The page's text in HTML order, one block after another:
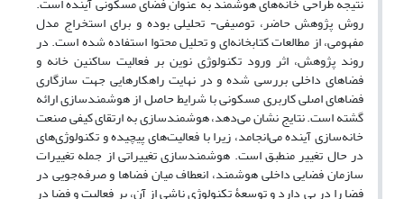
روش پژوهش حاضر، توصیفی- تحلیلی بوده و برای استخراج مدل
مفهومی، از مطالعات کتابخانه‌ای و تحلیل محتوا استفاده شده است. در
روند پژوهش، اثر ورود تکنولوژی نوین بر فعالیت ساکنین خانه و
فضاهای داخلی بررسی شده و در نهایت راهکارهایی جهت سازگاری
فضاهای اصلی کاربری مسکونی با شرایط حاصل از هوشمندسازی ارائه
گشته است. نتایج نشان ‌می‌دهد، هوشمندسازی به ارتقای کیفی صنعت
خانه‌سازی آینده می‌انجامد، زیرا با فعالیت‌های پیچیده و تکنولوژی‌های
در حال‌ تغییر منطبق است. هوشمندسازی تغییراتی از جمله تغییرات
سازمان فضایی داخلی هوشمند، انعطاف میان فضاها و صرفه‌جویی در
فضا را در پی دارد و توسعۀ تکنولوژی ناشی از آن، بر فعالیت و فضا در